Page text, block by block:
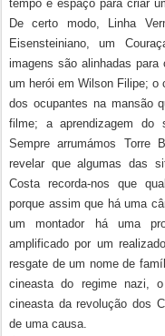
tempo e espaço para criar
De certo modo, Linha
Eisensteiniano, um
imagens são alinhadas
um herói em Wilson Filipe; o
dos ocupantes na mansão
filme; a aprendizagem do
Sempre arrumámos Torre
revelar que algumas das
Costa recorda-nos que
porque assim que há uma
um montador há uma
amplificado por um
resgate de um nome de
cineasta do regime nazi,
cineasta da revolução dos
de uma causa.